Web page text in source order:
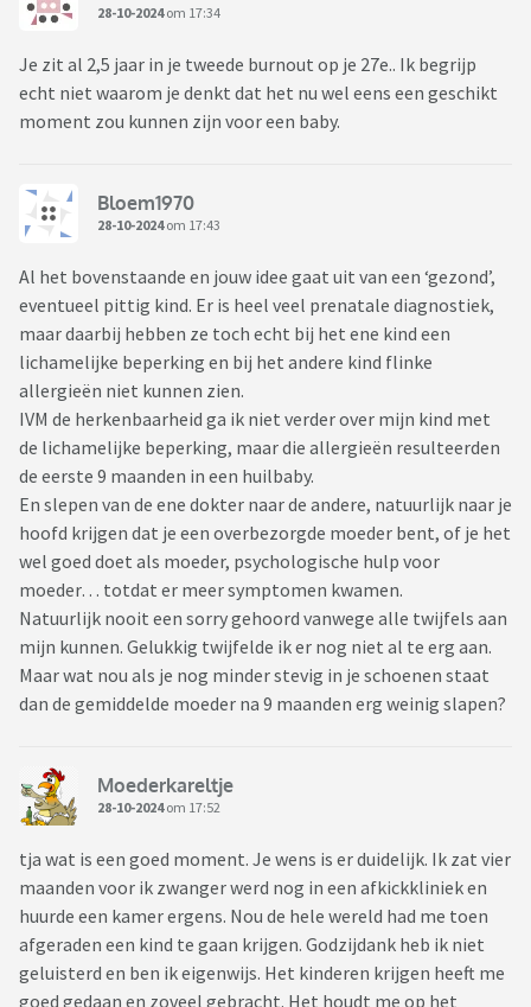
28-10-2024om 17:34
Je zit al 2,5 jaar in je tweede burnout op je 27e.. Ik begrijp
echt niet waarom je denkt dat het nu wel eens een geschikt
moment zou kunnen zijn voor een baby.
Bloem1970
28-10-2024om 17:43
Al het bovenstaande en jouw idee gaat uit van een ‘gezond’,
eventueel pittig kind. Er is heel veel prenatale diagnostiek,
maar daarbij hebben ze toch echt bij het ene kind een
lichamelijke beperking en bij het andere kind flinke
allergieën niet kunnen zien.
IVM de herkenbaarheid ga ik niet verder over mijn kind met
de lichamelijke beperking, maar die allergieën resulteerden
de eerste 9 maanden in een huilbaby.
En slepen van de ene dokter naar de andere, natuurlijk naar je
hoofd krijgen dat je een overbezorgde moeder bent, of je het
wel goed doet als moeder, psychologische hulp voor
moeder… totdat er meer symptomen kwamen.
Natuurlijk nooit een sorry gehoord vanwege alle twijfels aan
mijn kunnen. Gelukkig twijfelde ik er nog niet al te erg aan.
Maar wat nou als je nog minder stevig in je schoenen staat
dan de gemiddelde moeder na 9 maanden erg weinig slapen?
Moederkareltje
28-10-2024om 17:52
tja wat is een goed moment. Je wens is er duidelijk. Ik zat vier
maanden voor ik zwanger werd nog in een afkickkliniek en
huurde een kamer ergens. Nou de hele wereld had me toen
afgeraden een kind te gaan krijgen. Godzijdank heb ik niet
geluisterd en ben ik eigenwijs. Het kinderen krijgen heeft me
goed gedaan en zoveel gebracht. Het houdt me op het